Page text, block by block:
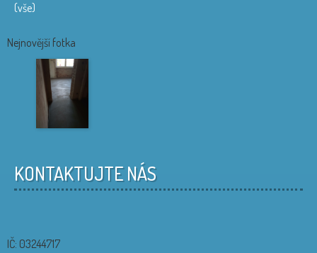
(vše)
Nejnovější fotka
KONTAKTUJTE NÁS
IČ: 03244717